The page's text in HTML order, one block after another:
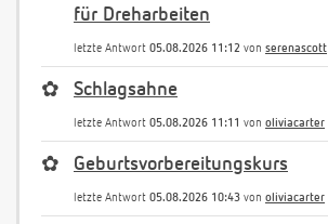
für Dreharbeiten
letzte Antwort 05.08.2026 11:12 von serenascott
✿ Schlagsahne
letzte Antwort 05.08.2026 11:11 von oliviacarter
✿ Geburtsvorbereitungskurs
letzte Antwort 05.08.2026 10:43 von oliviacarter